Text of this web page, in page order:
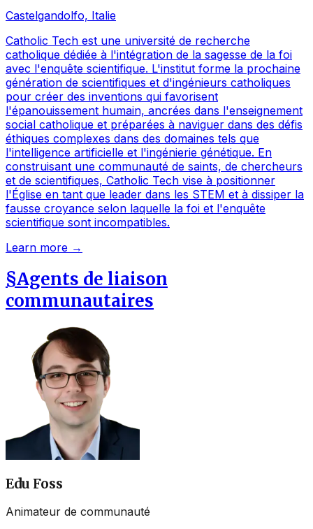
Castelgandolfo, Italie
Catholic Tech est une université de recherche
catholique dédiée à l'intégration de la sagesse de la foi
avec l'enquête scientifique. L'institut forme la prochaine
génération de scientifiques et d'ingénieurs catholiques
pour créer des inventions qui favorisent
l'épanouissement humain, ancrées dans l'enseignement
social catholique et préparées à naviguer dans des défis
éthiques complexes dans des domaines tels que
l'intelligence artificielle et l'ingénierie génétique. En
construisant une communauté de saints, de chercheurs
et de scientifiques, Catholic Tech vise à positionner
l'Église en tant que leader dans les STEM et à dissiper la
fausse croyance selon laquelle la foi et l'enquête
scientifique sont incompatibles.
Learn more →
§Agents de liaison
communautaires
Edu Foss
Animateur de communauté